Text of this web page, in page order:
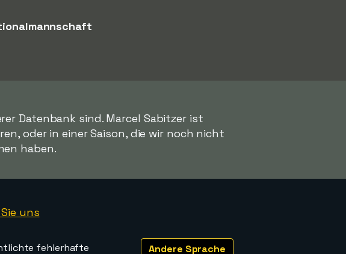
Datenbank sind. Marcel Sabitzer ist
oder in einer Saison, die wir noch nicht
haben.
uns
Andere Sprache
fehlerhafte